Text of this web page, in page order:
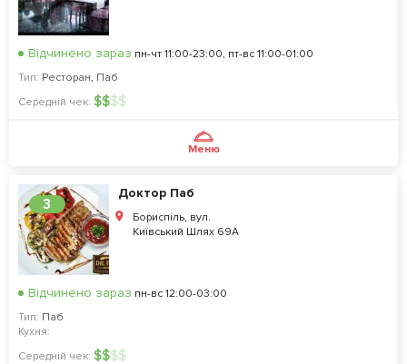
Відчинено зараз пн-чт 11:00-23:00, пт-вс 11:00-01:00
Тип: Ресторан, Паб
Середній чек: $$$$
Меню
3
Доктор Паб
Бориспіль, вул.
Київський Шлях 69А
Відчинено зараз пн-вс 12:00-03:00
Тип: Паб
Кухня:
Середній чек: $$$$